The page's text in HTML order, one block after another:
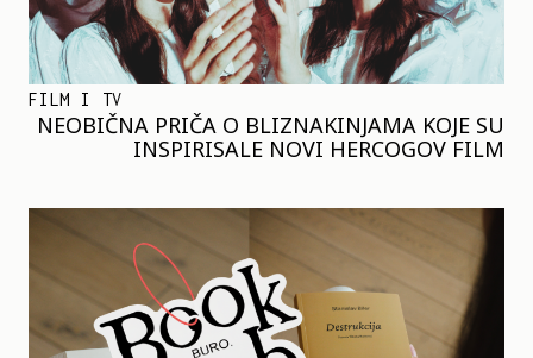
FILM I TV
NEOBIČNA PRIČA O BLIZNAKINJAMA KOJE SU
INSPIRISALE NOVI HERCOGOV FILM